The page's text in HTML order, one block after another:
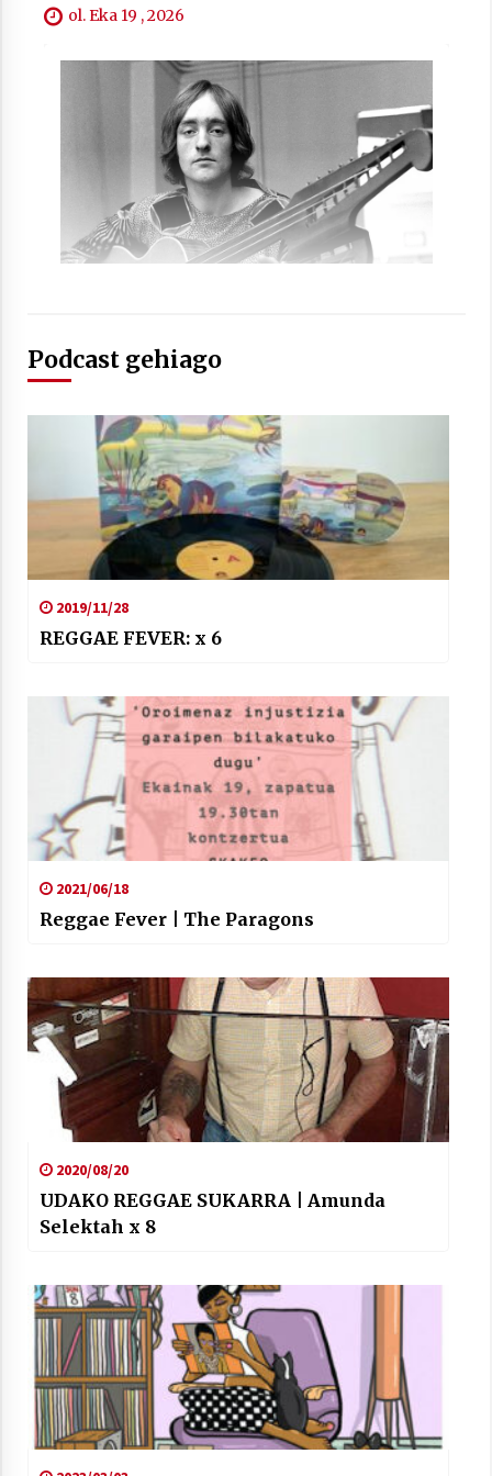
Berria egunkarian elkarrizketa
Arrosaren 20 urteez
2021/07/06
Hala Bedi irratiko Hizpidea saioan
Arrosaren 20 urteez
Zebrabidearen denboraldi amaiera
EHZtik
2021/07/01
2021/06/30
ol. Eka 19 , 2026
Podcast gehiago
2019/11/28
REGGAE FEVER: x 6
2021/06/18
Reggae Fever | The Paragons
2020/08/20
UDAKO REGGAE SUKARRA | Amunda
Selektah x 8